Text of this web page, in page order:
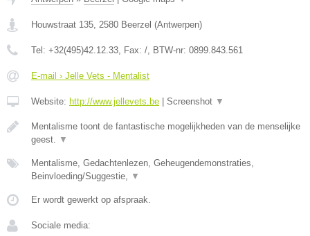
Houwstraat 135, 2580 Beerzel (Antwerpen)
Tel: +32(495)42.12.33, Fax: /, BTW-nr: 0899.843.561
E-mail › Jelle Vets - Mentalist
Website: http://www.jellevets.be Screenshot ▼
Mentalisme toont de fantastische mogelijkheden van de menselijke
geest. ▼
Mentalisme, Gedachtenlezen, Geheugendemonstraties,
Beinvloeding/Suggestie, ▼
Er wordt gewerkt op afspraak.
Sociale media: